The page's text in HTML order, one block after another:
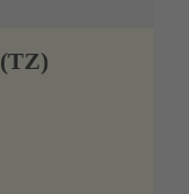
(U) Steuerfachangestellte/-r (TZ)